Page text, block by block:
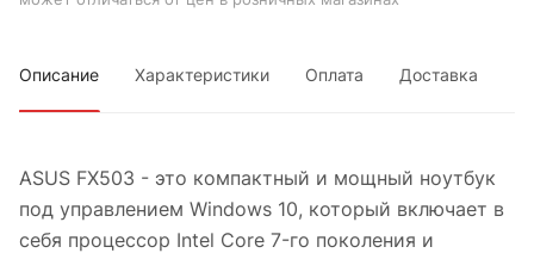
Описание Характеристики Оплата Доставка
ASUS FX503 - это компактный и мощный ноутбук
под управлением Windows 10, который включает в
себя процессор Intel Core 7-го поколения и